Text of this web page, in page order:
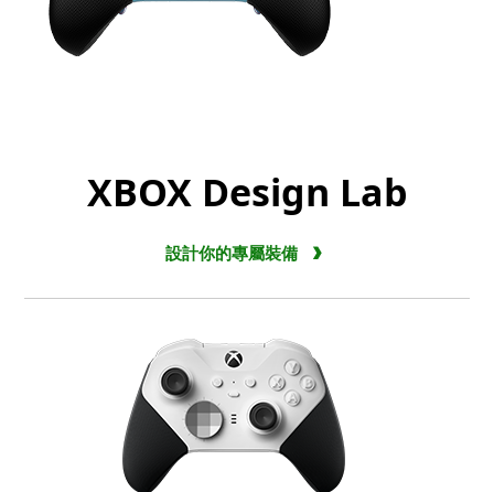
XBOX Design Lab
設計你的專屬裝備